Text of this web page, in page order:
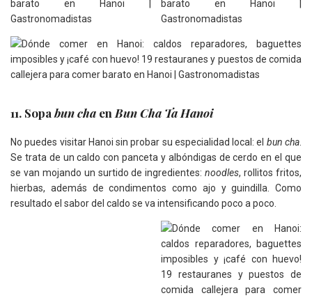
11. Sopa bun cha en Bun Cha Ta Hanoi
No puedes visitar Hanoi sin probar su especialidad local: el bun cha.
Se trata de un caldo con panceta y albóndigas de cerdo en el que
se van mojando un surtido de ingredientes:noodles, rollitos fritos,
hierbas, además de condimentos como ajo y guindilla. Como
resultado el sabor del caldo se va intensificando poco a poco.